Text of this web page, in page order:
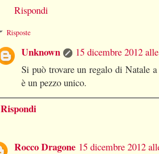
Rispondi
Risposte
Unknown
15 dicembre 2012
Si può trovare un regalo di Natale
è un pezzo unico.
Rispondi
Rocco Dragone 15 dicembre 2012